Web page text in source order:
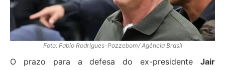
Foto: Fabio Rodrigues-Pozzebom/ Agência Brasil
O prazo para a defesa do ex-presidente Jair